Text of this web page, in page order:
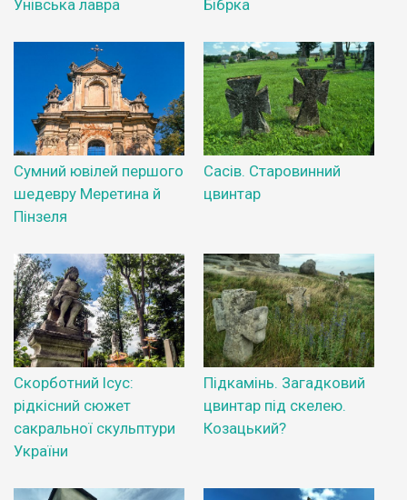
Унівська лавра Бібрка
Сумний ювілей першого
шедевру Меретина й
Пінзеля
Сасів. Старовинний
цвинтар
Скорботний Ісус:
рідкісний сюжет
сакральної скульптури
України
Підкамінь. Загадковий
цвинтар під скелею.
Козацький?